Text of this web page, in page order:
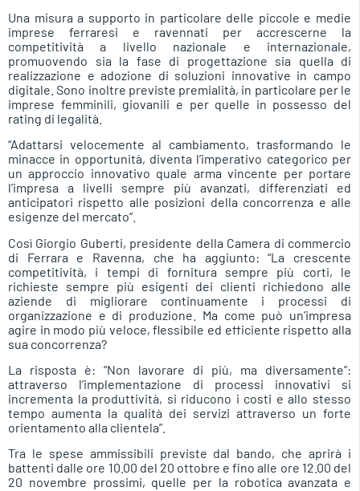
Una misura a supporto in particolare delle piccole e medie
imprese ferraresi e ravennati per accrescerne la
competitività a livello nazionale e internazionale,
promuovendo sia la fase di progettazione sia quella di
realizzazione e adozione di soluzioni innovative in campo
digitale. Sono inoltre previste premialità, in particolare per le
imprese femminili, giovanili e per quelle in possesso del
rating di legalità.
“Adattarsi velocemente al cambiamento, trasformando le
minacce in opportunità, diventa l’imperativo categorico per
un approccio innovativo quale arma vincente per portare
l’impresa a livelli sempre più avanzati, differenziati ed
anticipatori rispetto alle posizioni della concorrenza e alle
esigenze del mercato”.
Così Giorgio Guberti, presidente della Camera di commercio
di Ferrara e Ravenna, che ha aggiunto: “La crescente
competitività, i tempi di fornitura sempre più corti, le
richieste sempre più esigenti dei clienti richiedono alle
aziende di migliorare continuamente i processi di
organizzazione e di produzione. Ma come può un’impresa
agire in modo più veloce, flessibile ed efficiente rispetto alla
sua concorrenza?
La risposta è: “Non lavorare di più, ma diversamente”:
attraverso l’implementazione di processi innovativi si
incrementa la produttività, si riducono i costi e allo stesso
tempo aumenta la qualità dei servizi attraverso un forte
orientamento alla clientela”.
Tra le spese ammissibili previste dal bando, che aprirà i
battenti dalle ore 10.00 del 20 ottobre e fino alle ore 12.00 del
20 novembre prossimi, quelle per la robotica avanzata e